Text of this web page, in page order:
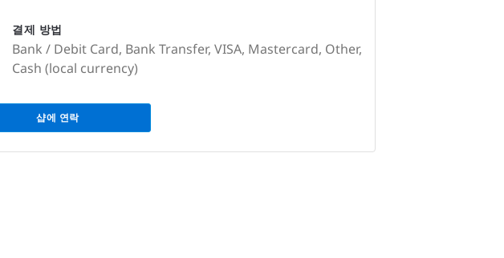
결제 방법
Bank / Debit Card, Bank Transfer, VISA, Mastercard, Other,
Cash (local currency)
샵에 연락